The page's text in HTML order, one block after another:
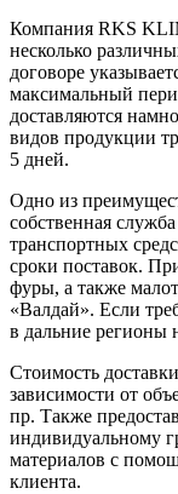
Компания RKS
несколько
договоре
максимальный
доставляются
видов продукции
5 дней.
Одно из
собственная
транспортных
сроки поставок.
фуры, а также
«Валдай». Если
в дальние регионы
Стоимость
зависимости от
пр. Также
индивидуальному
материалов с
клиента.